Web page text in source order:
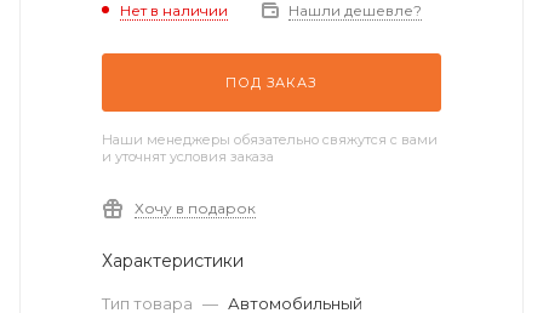
Нет в наличии Нашли дешевле?
ПОД ЗАКАЗ
Наши менеджеры обязательно свяжутся с вами
и уточнят условия заказа
Хочу в подарок
Характеристики
Тип товара — Автомобильный